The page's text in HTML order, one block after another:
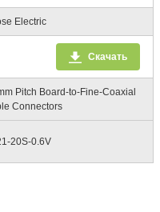
Electric
Скачать
Pitch Board-to-Fine-Coaxial
Connectors
20S-0.6V